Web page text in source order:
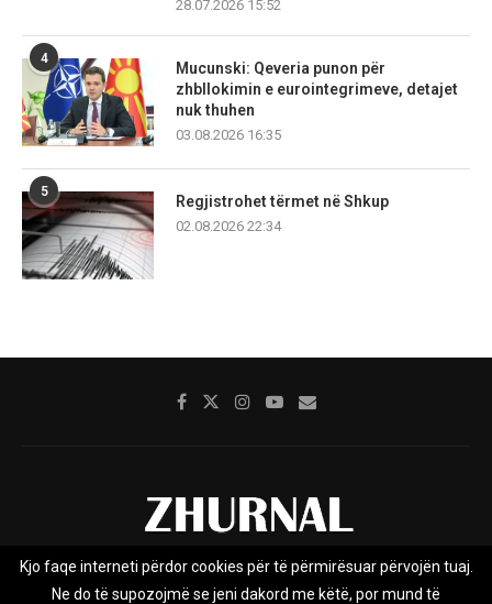
28.07.2026 15:52
4
Mucunski: Qeveria punon për
zhbllokimin e eurointegrimeve, detajet
nuk thuhen
03.08.2026 16:35
5
Regjistrohet tërmet në Shkup
02.08.2026 22:34
Rreth nesh Impresumi Marketing
Kontakt
Kjo faqe interneti përdor cookies për të përmirësuar përvojën tuaj.
Ne do të supozojmë se jeni dakord me këtë, por mund të